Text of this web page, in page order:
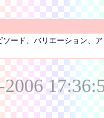
ード、バリエーション、